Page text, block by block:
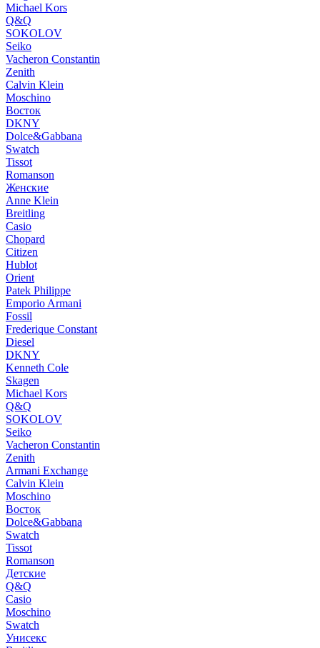
Michael Kors
Q&Q
SOKOLOV
Seiko
Vacheron Constantin
Zenith
Calvin Klein
Moschino
Восток
DKNY
Dolce&Gabbana
Swatch
Tissot
Romanson
Женские
Anne Klein
Breitling
Casio
Chopard
Citizen
Hublot
Orient
Patek Philippe
Emporio Armani
Fossil
Frederique Constant
Diesel
DKNY
Kenneth Cole
Skagen
Michael Kors
Q&Q
SOKOLOV
Seiko
Vacheron Constantin
Zenith
Armani Exchange
Calvin Klein
Moschino
Восток
Dolce&Gabbana
Swatch
Tissot
Romanson
Детские
Q&Q
Casio
Moschino
Swatch
Унисекс